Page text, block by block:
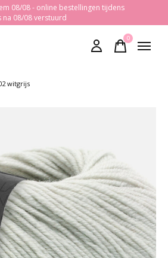
08/08 - online bestellingen tijdens
08/08 verstuurd
0items
witgrijs